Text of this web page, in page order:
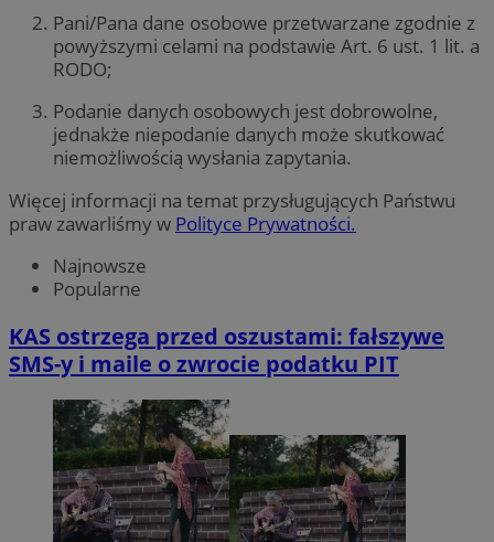
Pani/Pana dane osobowe przetwarzane zgodnie z
powyższymi celami na podstawie Art. 6 ust. 1 lit. a
RODO;
Podanie danych osobowych jest dobrowolne,
jednakże niepodanie danych może skutkować
niemożliwością wysłania zapytania.
Więcej informacji na temat przysługujących Państwu
praw zawarliśmy w Polityce Prywatności.
Najnowsze
Popularne
KAS ostrzega przed oszustami: fałszywe
SMS-y i maile o zwrocie podatku PIT